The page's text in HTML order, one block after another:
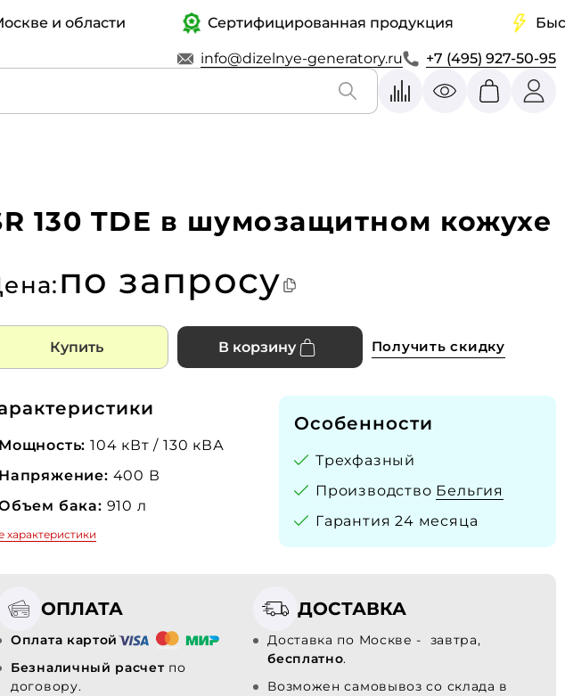
и области Сертифицированная продукция
info@dizelnye-generatory.ru +7 (495) 927-50-95
130 TDE в шумозащитном кожухе
по запросу
Купить В корзину Получить скидку
Мощность: 104 кВт / 130 кВА
Напряжение: 400 В
бака: 910 л
характеристики
Особенности
Трехфазный
Производство Бельгия
Гарантия 24 месяца
ОПЛАТА
Оплата картой
Безналичный расчет по
договору.
ДОСТАВКА
Доставка по Москве - завтра,
бесплатно.
Возможен самовывоз со склада в